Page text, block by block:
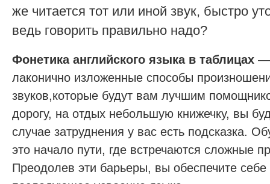
же читается тот или иной звук, быстро
ведь говорить правильно надо?
Фонетика английского языка в таблицах —
лаконично изложенные способы
звуков,которые будут вам лучшим
дорогу, на отдых небольшую книжечку, вы
случае затруднения у вас есть подсказка.
это начало пути, где встречаются сложные
Преодолев эти барьеры, вы обеспечите себе